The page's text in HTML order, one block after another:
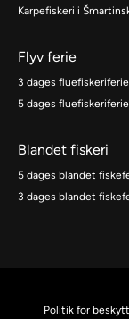
Karpefiskeri i
Flyv ferie
3 dages fluefiskeriferie
5 dages fluefiskeriferie
Blandet fiskeri
5 dages blandet
3 dages blandet
Politik for